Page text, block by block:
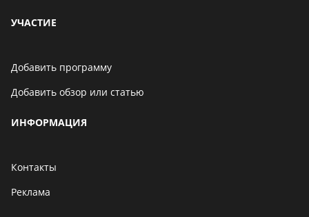
УЧАСТИЕ
Добавить программу
Добавить обзор или статью
ИНФОРМАЦИЯ
Контакты
Реклама